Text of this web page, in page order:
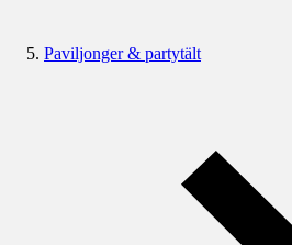
Paviljonger & partytält